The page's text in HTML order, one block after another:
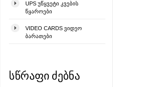
UPS ᲣᲬᲧᲕᲔᲢᲘ ᲙᲕᲔᲑᲘᲡ
ᲬᲧᲐᲠᲝᲔᲑᲘ
VIDEO CARDS ᲕᲘᲓᲔᲝ
ᲑᲐᲠᲐᲗᲔᲑᲘ
სწრაფი ძებნა